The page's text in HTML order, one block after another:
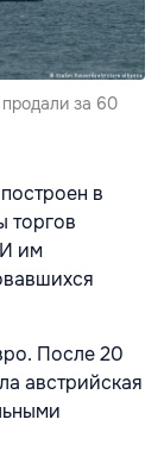
за 60
в
торгов
им
После 20
австрийская